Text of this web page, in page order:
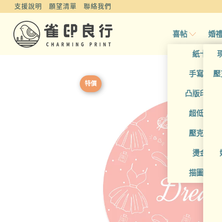
支援說明 願望清單 聯絡我們
喜帖
紙卡喜帖
手寫風喜
凸版印刷
超低價喜
壓克力喜
燙金喜帖
描圖紙喜
婚
特價